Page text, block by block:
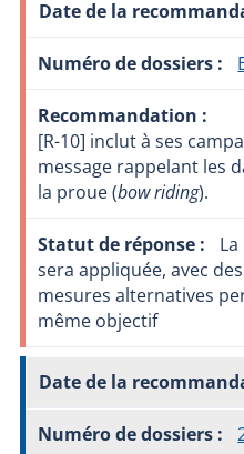
[R-10] inclut à ses
message rappelant les
la proue (bow riding).
sera appliquée, avec
mesures alternatives
même objectif